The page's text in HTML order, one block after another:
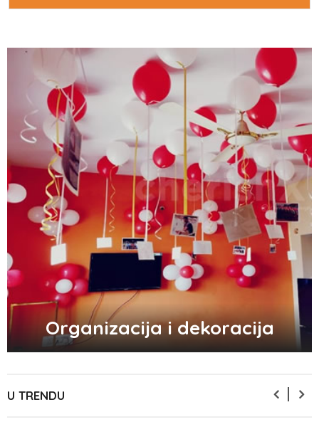
Organizacija i dekoracija
U TRENDU
Zašto trpimo loše veze i okolnosti koje
nam štete?
Zašto se seksualni život gasi kako
prolaze godine braka?
5 načina kako da pobedite stres